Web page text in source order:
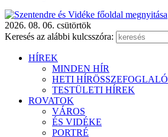
2026. 08. 06. csütörtök
Keresés az alábbi kulcsszóra:
HÍREK
MINDEN HÍR
HETI HÍRÖSSZEFOGLALÓ
TESTÜLETI HÍREK
ROVATOK
VÁROS
ÉS VIDÉKE
PORTRÉ